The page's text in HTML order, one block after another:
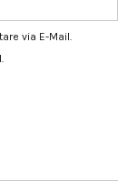
via E-Mail.